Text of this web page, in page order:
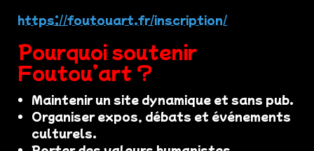
https://foutouart.fr/inscription/
Pourquoi soutenir
Foutou’art ?
Maintenir un site dynamique et sans pub.
Organiser expos, débats et événements
culturels.